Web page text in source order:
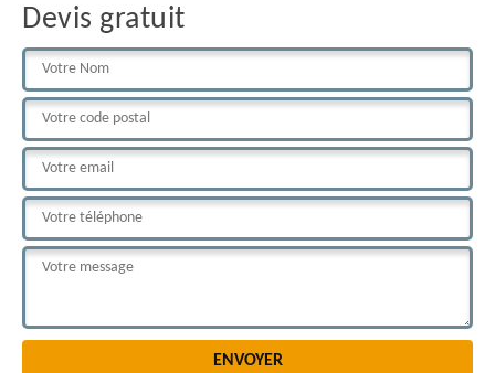
Devis gratuit